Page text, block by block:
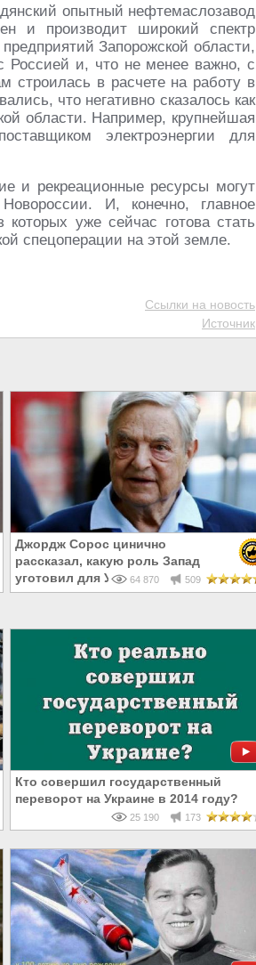
опытный нефтемаслозавод
и производит широкий спектр
Запорожской области,
Россией и, что не менее важно, с
строилась в расчете на работу в
что негативно сказалось как
области. Например, крупнейшая
электроэнергии для
и рекреационные ресурсы могут
И, конечно, главное
уже сейчас готова стать
спецоперации на этой земле.
Ссылки на новость
Источник
Джордж Сорос цинично
рассказал, какую роль Запад
уготовил для Украины
64 870 509
Кто совершил государственный
переворот на Украине в 2014 году?
25 190 173